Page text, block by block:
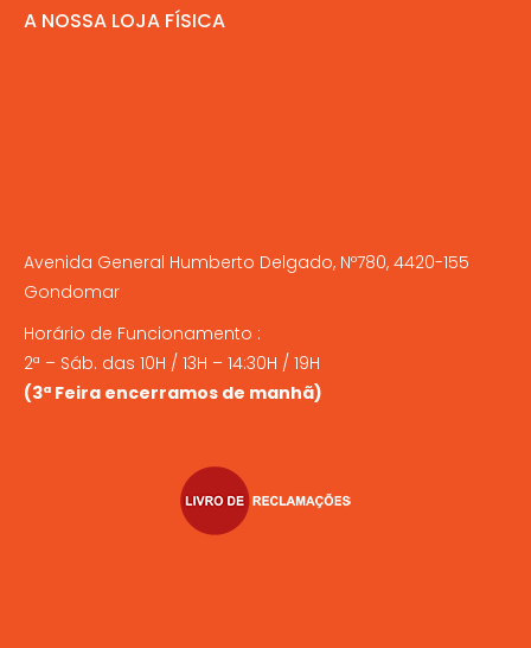
A NOSSA LOJA FÍSICA
Avenida General Humberto Delgado, Nº780, 4420-155
Gondomar
Horário de Funcionamento :
2ª – Sáb. das 10H / 13H – 14:30H / 19H
(3ª Feira encerramos de manhã)